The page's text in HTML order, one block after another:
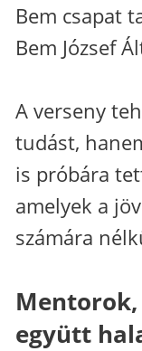
Bem csapat
Bem József
A verseny
tudást,
is próbára
amelyek a
számára
együtt